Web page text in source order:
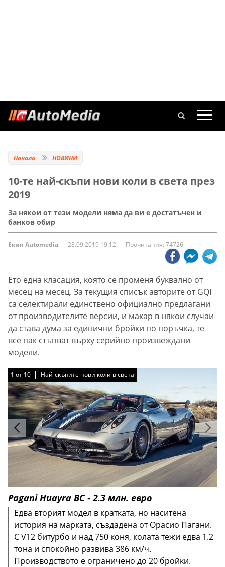
Начало НОВИНИ
10-те най-скъпи нови коли в света през
2019
За някои от тези модели няма да ви е достатъчен и
банков обир
Екип Automedia 28.09.2019 19:12 Прочитания: 74726
Ето една класация, която се променя буквално от
месец на месец. За текущия списък авторите от GQI
са селектирали единствено официално предлагани
от производителите версии, и макар в някои случаи
да става дума за единични бройки по поръчка, те
все пак стъпват върху серийно произвеждани
модели.
1 от 10 Най-скъпите нови коли в света
Pagani Huayra BC - 2.3 млн. евро
Eдва вторият модел в кратката, но наситена
история на марката, създадена от Орасио Пагани.
С V12 битурбо и над 750 коня, колата тежи едва 1.2
тона и спокойно развива 386 км/ч.
Производството е ограничено до 20 бройки.
1 от 10 Най-скъпите нови коли в света
1 от 10 Най-скъпите нови коли в света
1 от 10 Най-скъпите нови коли в света
1 от 10 Най-скъпите нови коли в света
1 от 10 Най-скъпите нови коли в света
1 от 10 Най-скъпите нови коли в света
1 от 10 Най-скъпите нови коли в света
1 от 10 Най-скъпите нови коли в света
1 от 10 Най-скъпите нови коли в света